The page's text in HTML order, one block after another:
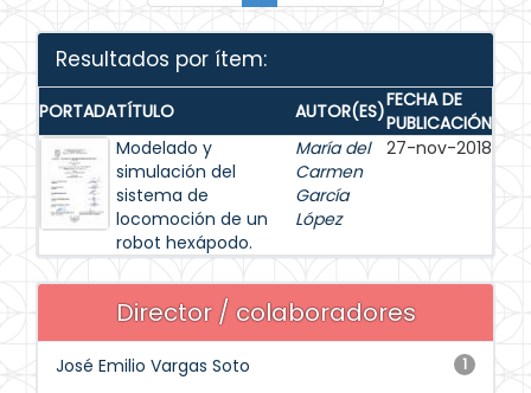
Resultados por ítem:
PORTADATÍTULO AUTOR(ES)FECHA DE
PUBLICACIÓN
Modelado y
simulación del
sistema de
locomoción de un
robot hexápodo.
María del
Carmen
García
López
27-nov-2018
Director / colaboradores
1
José Emilio Vargas Soto